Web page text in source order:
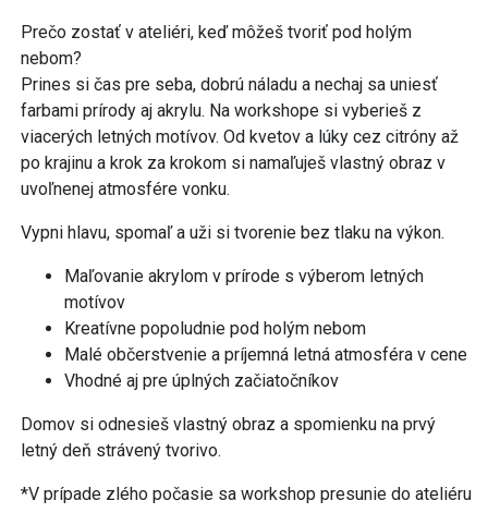
Prečo zostať v ateliéri, keď môžeš tvoriť pod holým
nebom?
Prines si čas pre seba, dobrú náladu a nechaj sa uniesť
farbami prírody aj akrylu. Na workshope si vyberieš z
viacerých letných motívov. Od kvetov a lúky cez citróny až
po krajinu a krok za krokom si namaľuješ vlastný obraz v
uvoľnenej atmosfére vonku.
Vypni hlavu, spomaľ a uži si tvorenie bez tlaku na výkon.
Maľovanie akrylom v prírode s výberom letných
motívov
Kreatívne popoludnie pod holým nebom
Malé občerstvenie a príjemná letná atmosféra v cene
Vhodné aj pre úplných začiatočníkov
Domov si odnesieš vlastný obraz a spomienku na prvý
letný deň strávený tvorivo.
*V prípade zlého počasie sa workshop presunie do ateliéru